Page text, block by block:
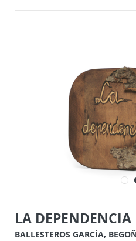
LA DEPENDENCIA
BALLESTEROS GARCÍA,